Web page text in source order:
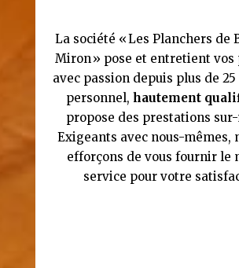
La société « Les Planchers de
Miron » pose et entretient vos
avec passion depuis plus de 25
personnel, hautement
propose des prestations
Exigeants avec nous-mêmes,
efforçons de vous fournir le
service pour votre